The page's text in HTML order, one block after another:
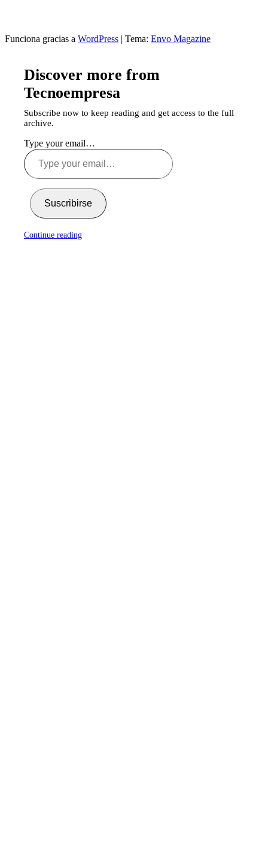
Funciona gracias a WordPress | Tema: Envo Magazine
Discover more from
Tecnoempresa
Subscribe now to keep reading and get access to the full
archive.
Type your email…
Suscribirse
Continue reading